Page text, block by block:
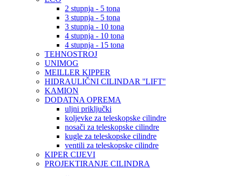
2 stupnja - 5 tona
3 stupnja - 5 tona
3 stupnja - 10 tona
4 stupnja - 10 tona
4 stupnja - 15 tona
TEHNOSTROJ
UNIMOG
MEILLER KIPPER
HIDRAULIČNI CILINDAR ''LIFT''
KAMION
DODATNA OPREMA
uljni priključki
koljevke za teleskopske cilindre
nosači za teleskopske cilindre
kugle za teleskopske cilindre
ventili za teleskopske cilindre
KIPER CIJEVI
PROJEKTIRANJE CILINDRA